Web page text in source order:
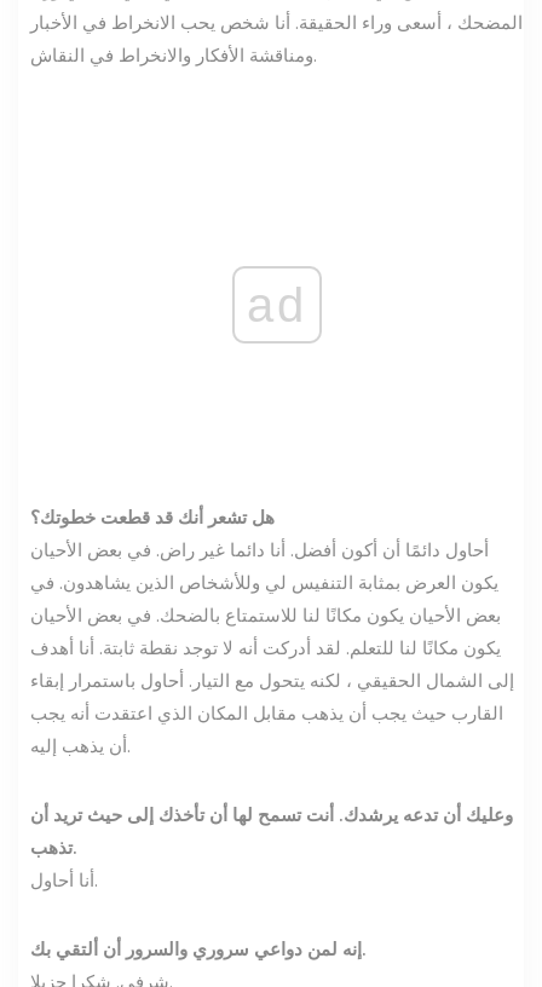
المضحك ، أسعى وراء الحقيقة. أنا شخص يحب الانخراط في الأخبار
ومناقشة الأفكار والانخراط في النقاش.
ad
هل تشعر أنك قد قطعت خطوتك؟
أحاول دائمًا أن أكون أفضل. أنا دائما غير راض. في بعض الأحيان
يكون العرض بمثابة التنفيس لي وللأشخاص الذين يشاهدون. في
بعض الأحيان يكون مكانًا لنا للاستمتاع بالضحك. في بعض الأحيان
يكون مكانًا لنا للتعلم. لقد أدركت أنه لا توجد نقطة ثابتة. أنا أهدف
إلى الشمال الحقيقي ، لكنه يتحول مع التيار. أحاول باستمرار إبقاء
القارب حيث يجب أن يذهب مقابل المكان الذي اعتقدت أنه يجب
أن يذهب إليه.
وعليك أن تدعه يرشدك. أنت تسمح لها أن تأخذك إلى حيث تريد أن
تذهب.
أنا أحاول.
إنه لمن دواعي سروري والسرور أن ألتقي بك.
شرفي. شكرا جزيلا.